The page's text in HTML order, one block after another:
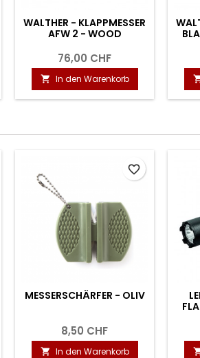
WALTHER - KLAPPMESSER
AFW 2 - WOOD
76,00 CHF
 In den Warenkorb
MESSERSCHÄRFER - OLIV
8,50 CHF
 In den Warenkorb
favorite_border